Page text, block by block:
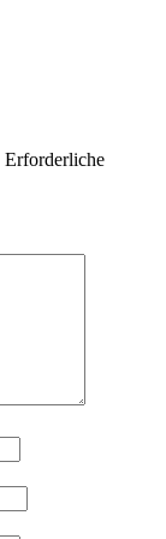
Erforderliche